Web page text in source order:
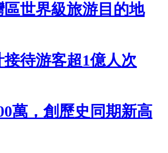
世界級旅游目的地
待游客超1億人次
萬，創歷史同期新高